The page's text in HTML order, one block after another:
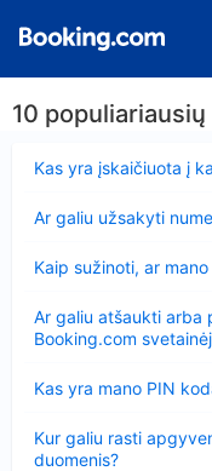
10
Kas yra įskaičiuota į
Ar galiu užsakyti
Kaip sužinoti, ar
Ar galiu atšaukti arba
Booking.com
Kas yra mano PIN
Kur galiu rasti
duomenis?